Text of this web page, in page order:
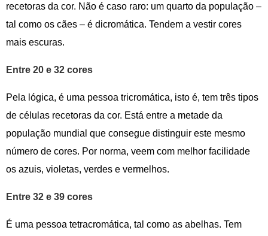
recetoras da cor. Não é caso raro: um quarto da população –
tal como os cães – é dicromática. Tendem a vestir cores
mais escuras.
Entre 20 e 32 cores
Pela lógica, é uma pessoa tricromática, isto é, tem três tipos
de células recetoras da cor. Está entre a metade da
população mundial que consegue distinguir este mesmo
número de cores. Por norma, veem com melhor facilidade
os azuis, violetas, verdes e vermelhos.
Entre 32 e 39 cores
É uma pessoa tetracromática, tal como as abelhas. Tem